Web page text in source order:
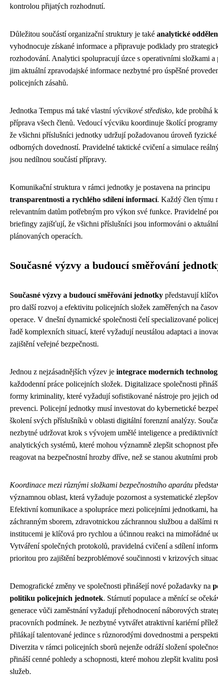
kontrolou přijatých rozhodnutí.
Důležitou součástí organizační struktury je také analytické
vyhodnocuje získané informace a připravuje podklady pro
rozhodování. Analytici spolupracují úzce s operativními složkami a
jim aktuální zpravodajské informace nezbytné pro úspěšné
policejních zásahů.
Jednotka Tempus má také vlastnívýcvikové středisko, kde probíhá
příprava všech členů. Vedoucí výcviku koordinuje školící
že všichni příslušníci jednotky udržují požadovanou úroveň fyzické
odborných dovedností. Pravidelné taktické cvičení a simulace
jsou nedílnou součástí přípravy.
Komunikační struktura v rámci jednotky je postavena na principu
transparentnosti a rychlého sdílení informací. Každý člen týmu
relevantním datům potřebným pro výkon své funkce. Pravidelné
briefingy zajišťují, že všichni příslušníci jsou informováni o
plánovaných operacích.
Současné výzvy a budoucí směřování
Současné výzvy a budoucí směřování jednotky představují
pro další rozvoj a efektivitu policejních složek zaměřených na
operace. V dnešní dynamické společnosti čelí specializované
řadě komplexních situací, které vyžadují neustálou adaptaci a
zajištění veřejné bezpečnosti.
Jednou z nejzásadnějších výzev je integrace moderních
každodenní práce policejních složek. Digitalizace společnosti
formy kriminality, které vyžadují sofistikované nástroje pro jejich
prevenci. Policejní jednotky musí investovat do kybernetické
školení svých příslušníků v oblasti digitální forenzní analýzy.
nezbytné udržovat krok s vývojem umělé inteligence a
analytických systémů, které mohou významně zlepšit schopnost
reagovat na bezpečnostní hrozby dříve, než se stanou akutními
Koordinace mezi různými složkami bezpečnostního aparátu
významnou oblast, která vyžaduje pozornost a systematické
Efektivní komunikace a spolupráce mezi policejními jednotkami,
záchranným sborem, zdravotnickou záchrannou službou a dalšími
institucemi je klíčová pro rychlou a účinnou reakci na mimořádné
Vytváření společných protokolů, pravidelná cvičení a sdílení
prioritou pro zajištění bezproblémové součinnosti v krizových
Demografické změny ve společnosti přinášejí nové požadavky na
politiku policejních jednotek. Stárnutí populace a měnící se
generace vůči zaměstnání vyžadují přehodnocení náborových
pracovních podmínek. Je nezbytné vytvářet atraktivní kariérní
přilákají talentované jedince s různorodými dovednostmi a
Diverzita v rámci policejních sborů nejenže odráží složení
přináší cenné pohledy a schopnosti, které mohou zlepšit kvalitu
služeb.